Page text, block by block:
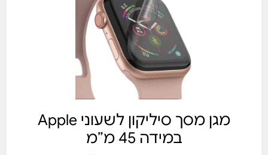
מגן מסך סיליקון לשעוני Apple
במידה 45 מ”מ